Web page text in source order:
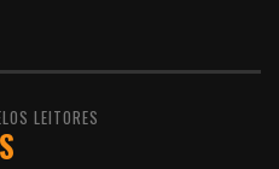
LEITORES